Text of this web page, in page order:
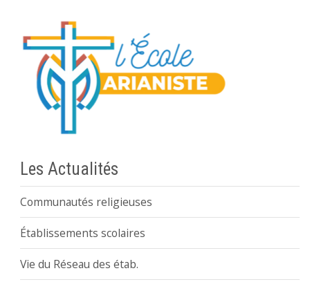
Les Actualités
Communautés religieuses
Établissements scolaires
Vie du Réseau des étab.